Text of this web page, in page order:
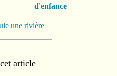
d'enfance
une rivière
article